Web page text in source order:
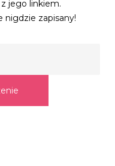
z jego linkiem.
nigdzie zapisany!